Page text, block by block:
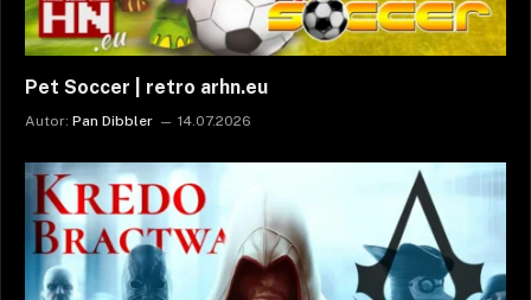
Pet Soccer | retro arhn.eu
Autor: Pan Dibbler 14.07.2026